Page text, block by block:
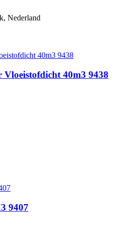
Nederland
Vloeistofdicht 40m3 9438
9407